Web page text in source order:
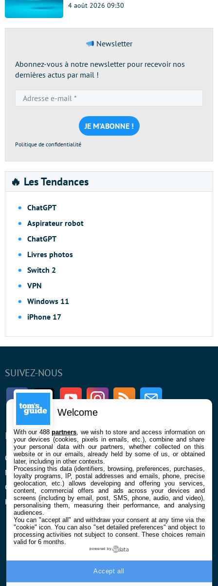
4 août 2026 09:30
Newsletter
Abonnez-vous à notre newsletter pour recevoir nos
dernières actus par mail !
e-
mail
*
Politique de confidentialité
🔥 Les Tendances
ChatGPT
Aspirateur robot
ChatGPT
Livres photos
Switch 2
VPN
Windows 11
iPhone 17
SUIVEZ-NOUS
FacebookTwitter Youtube InstagramRSS Newsletter
ENTREPRISE
Qui sommes nous
Mentions légales et CGU
Confidentialité et Cookies
Préférences cookies
À PROPOS
La rédaction
Contact
Welcome
With our 488partners , we wish to store and access information on
your devices (cookies, pixels in emails, etc.), combine and share
your personal data with our partners, whether collected on this
website or in our emails, already held by some of us, or obtained
later, including in other contexts.
Processing this data (identifiers, browsing, preferences, purchases,
loyalty programs, IP, postal addresses and emails, phone, precise
geolocation, etc.) allows developing and offering you services,
content, commercial offers and ads across your devices and
screens (including by email, post, SMS, phone, audio, and video),
personalising them, measuring their performance, and analysing
audiences.
You can "accept all" and withdraw your consent at any time via the
"cookie" icon. You can also "set detailed preferences" and object to
processing activities not subject to consent. These choices remain
valid for 6 months.
powered by
Accept all